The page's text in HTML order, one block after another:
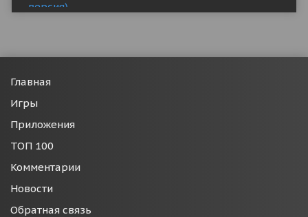
Главная
Игры
Приложения
ТОП 100
Комментарии
Новости
Обратная связь